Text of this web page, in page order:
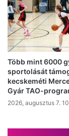
Több mint 6000
sportolását
kecskeméti
Gyár TAO-
2026, augusztus 7.